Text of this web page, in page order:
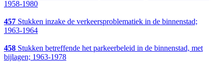
1958-1980
457 Stukken inzake de verkeersproblematiek in de binnenstad;
1963-1964
458 Stukken betreffende het parkeerbeleid in de binnenstad, met
bijlagen; 1963-1978